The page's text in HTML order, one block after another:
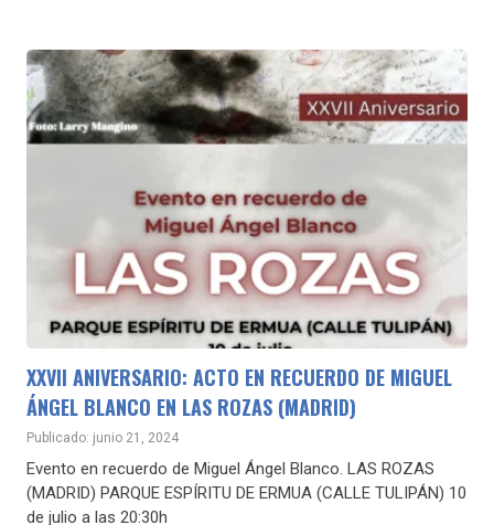
XXVII ANIVERSARIO: ACTO EN RECUERDO DE MIGUEL
ÁNGEL BLANCO EN LAS ROZAS (MADRID)
Publicado: junio 21, 2024
Evento en recuerdo de Miguel Ángel Blanco. LAS ROZAS
(MADRID) PARQUE ESPÍRITU DE ERMUA (CALLE TULIPÁN) 10
de julio a las 20:30h